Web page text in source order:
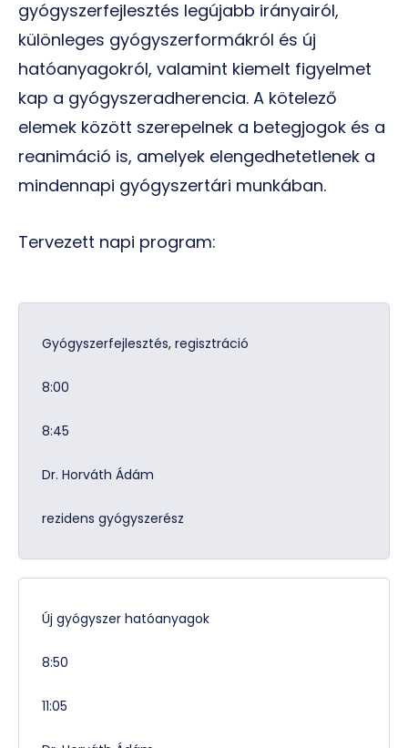
gyógyszerfejlesztés legújabb irányairól,
különleges gyógyszerformákról és új
hatóanyagokról, valamint kiemelt figyelmet
kap a gyógyszeradherencia. A kötelező
elemek között szerepelnek a betegjogok és a
reanimáció is, amelyek elengedhetetlenek a
mindennapi gyógyszertári munkában.
Tervezett napi program:
Gyógyszerfejlesztés, regisztráció
8:00
8:45
Dr. Horváth Ádám
rezidens gyógyszerész
Új gyógyszer hatóanyagok
8:50
11:05